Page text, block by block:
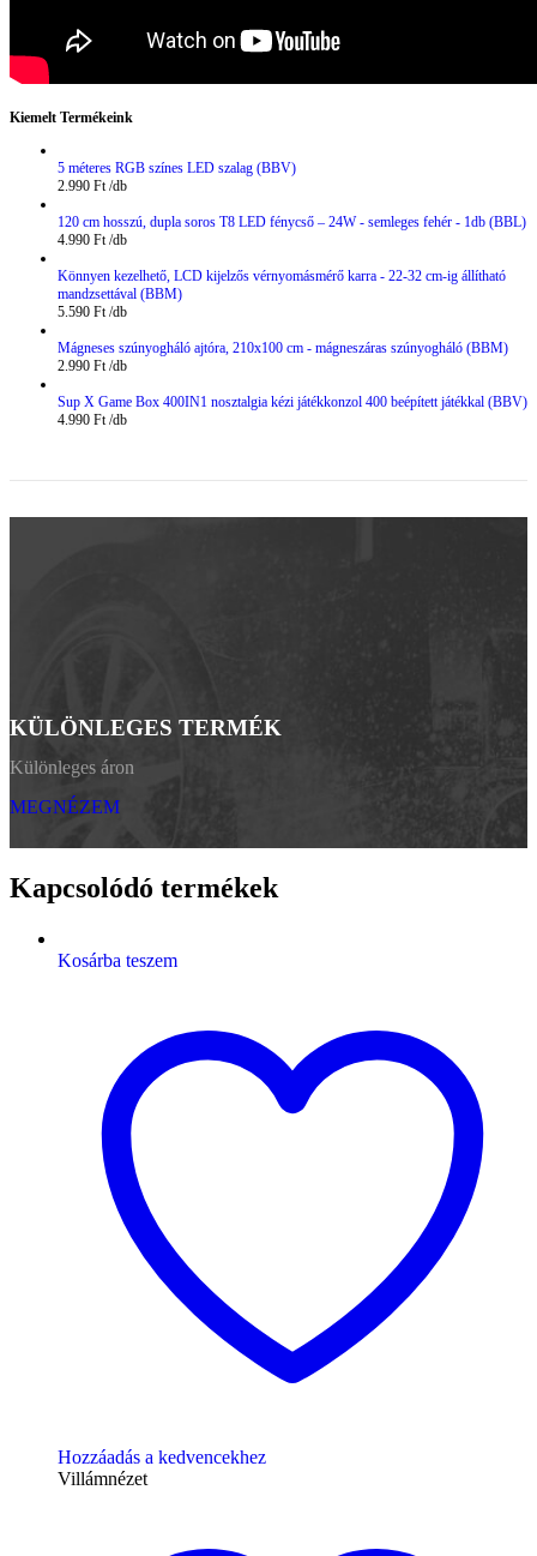
Kiemelt Termékeink
5 méteres RGB színes LED szalag (BBV)
2.990 Ft
120 cm hosszú, dupla soros T8 LED fénycső – 24W - semleges fehér - 1db (BBL)
4.990 Ft
Könnyen kezelhető, LCD kijelzős vérnyomásmérő karra - 22-32 cm-ig állítható
mandzsettával (BBM)
5.590 Ft
Mágneses szúnyogháló ajtóra, 210x100 cm - mágneszáras szúnyogháló (BBM)
2.990 Ft
Sup X Game Box 400IN1 nosztalgia kézi játékkonzol 400 beépített játékkal (BBV)
4.990 Ft
KÜLÖNLEGES TERMÉK
Különleges áron
MEGNÉZEM
Kapcsolódó termékek
Kosárba teszem
Hozzáadás a kedvencekhez
Villámnézet